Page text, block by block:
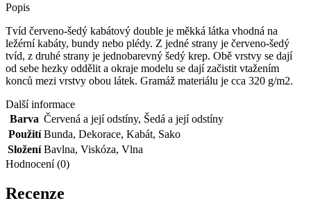
Popis
Tvíd červeno-šedý kabátový double je měkká látka vhodná na
ležérní kabáty, bundy nebo plédy. Z jedné strany je červeno-šedý
tvíd, z druhé strany je jednobarevný šedý krep. Obě vrstvy se dají
od sebe hezky oddělit a okraje modelu se dají začistit vtažením
konců mezi vrstvy obou látek. Gramáž materiálu je cca 320 g/m2.
Další informace
Barva Červená a její odstíny, Šedá a její odstíny
Použití Bunda, Dekorace, Kabát, Sako
Složení Bavlna, Viskóza, Vlna
Hodnocení (0)
Recenze